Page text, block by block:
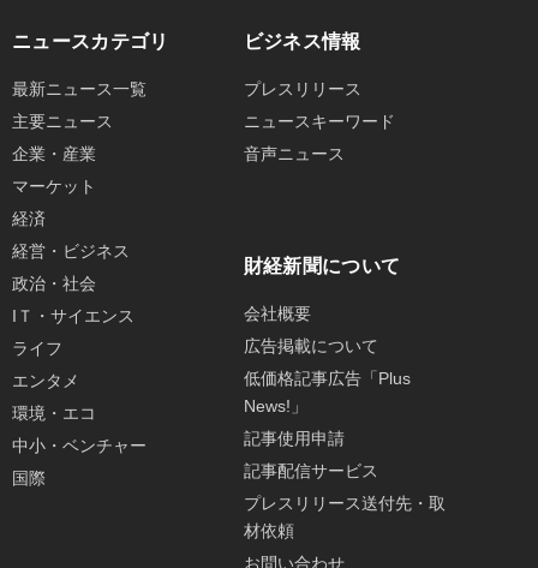
ニュースカテゴリ
最新ニュース一覧
主要ニュース
企業・産業
マーケット
経済
経営・ビジネス
政治・社会
IＴ・サイエンス
ライフ
エンタメ
環境・エコ
中小・ベンチャー
国際
ビジネス情報
プレスリリース
ニュースキーワード
音声ニュース
財経新聞について
会社概要
広告掲載について
低価格記事広告「Plus
News!」
記事使用申請
記事配信サービス
プレスリリース送付先・取
材依頼
お問い合わせ